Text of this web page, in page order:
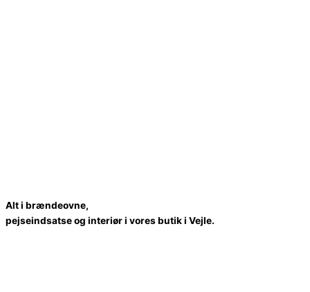
Alti brændeovne,
pejseindsatseog interiøri voresbutiki Vejle.